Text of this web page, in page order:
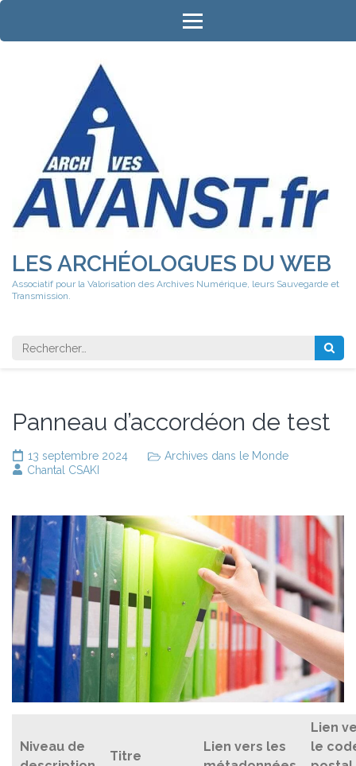
Aller
contenu
LES ARCHÉOLOGUES DU WEB
Associatif pour la Valorisation des Archives Numérique, leurs Sauvegarde et
Transmission.
Rechercher
Panneau d’accordéon de test
13 septembre 2024
Archives dans le Monde
Chantal CSAKI
Niveau de
Titre
Lien vers les
Lien
le